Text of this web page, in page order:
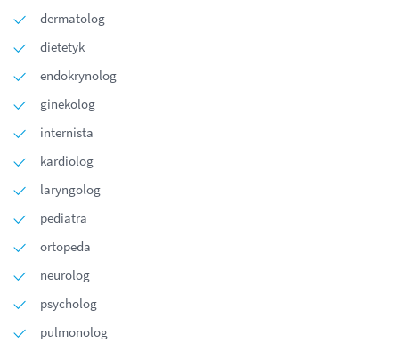
dermatolog
dietetyk
endokrynolog
ginekolog
internista
kardiolog
laryngolog
pediatra
ortopeda
neurolog
psycholog
pulmonolog